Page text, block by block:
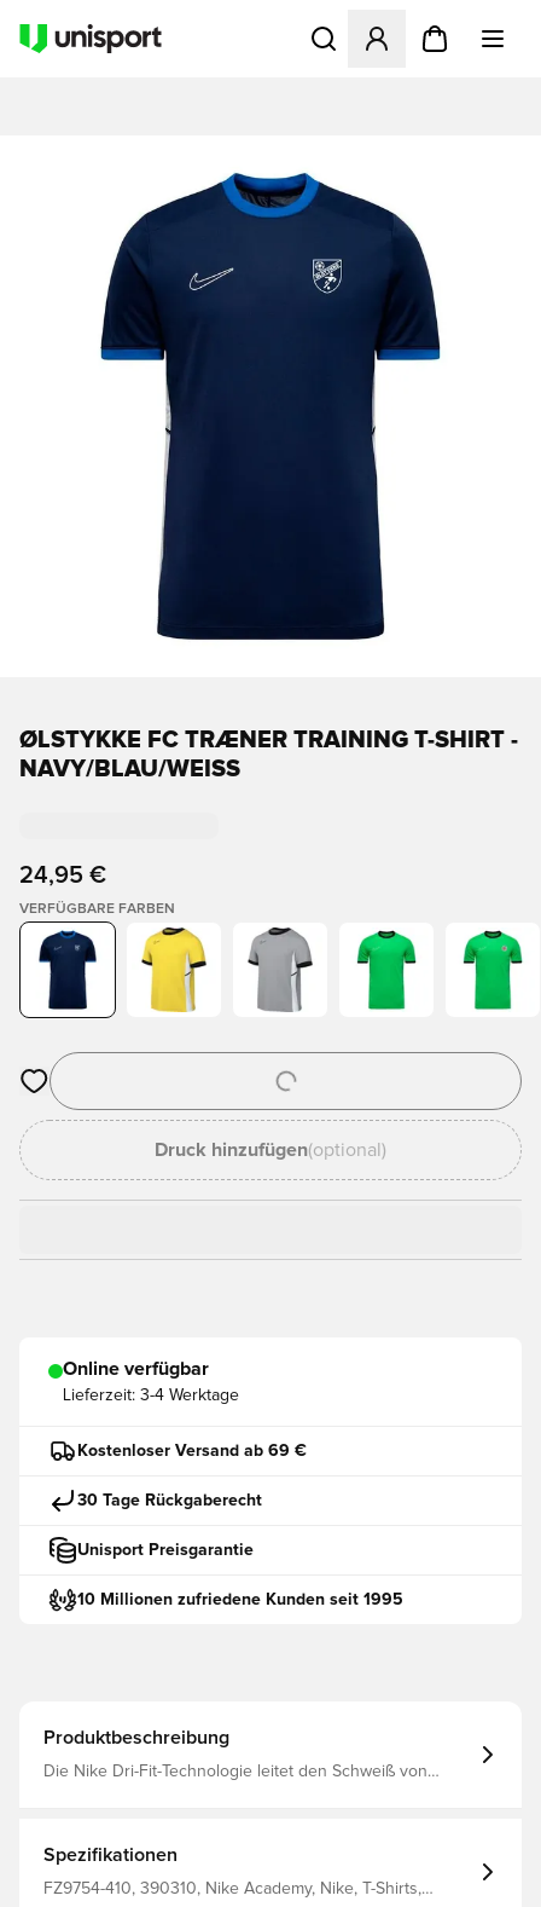
Öffnet ein neues Fenster
ØLSTYKKE FC TRÆNER TRAINING T-SHIRT -
NAVY/BLAU/WEISS
24,95 €
VERFÜGBARE FARBEN
Öffnet ein neues Fenster zum Anmelden oder Registrieren
Druck hinzufügen(optional)
Online verfügbar
Lieferzeit: 3-4 Werktage
Kostenloser Versand ab 69 €
30 Tage Rückgaberecht
Unisport Preisgarantie
10 Millionen zufriedene Kunden seit 1995
Produktbeschreibung
Die Nike Dri-Fit-Technologie leitet den Schweiß von
Spezifikationen
FZ9754-410, 390310, Nike Academy, Nike, T-Shirts,